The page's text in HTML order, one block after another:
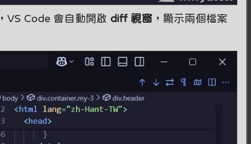
，VS Code 會自動開啟 diff 視窗 ，顯示兩個檔案